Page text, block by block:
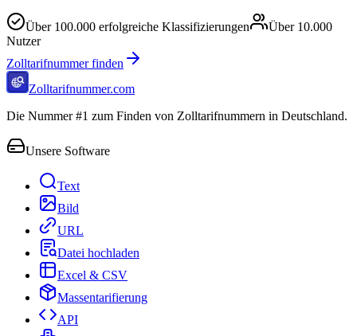
Über 100.000 erfolgreiche Klassifizierungen Über 10.000
Nutzer
Zolltarifnummer finden
Zolltarifnummer.com
Die Nummer #1 zum Finden von Zolltarifnummern in Deutschland.
Unsere Software
Text
Bild
URL
Datei hochladen
Excel & CSV
Massentarifierung
API